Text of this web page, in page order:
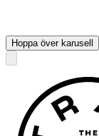
Hoppa över karusell